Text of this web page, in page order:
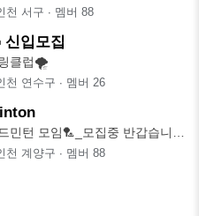
천 서구 ∙ 멤버 88
신입모집
클럽🌪
천 연수구 ∙ 멤버 26
모임🏸_모집중 반갑습니
천 계양구 ∙ 멤버 88